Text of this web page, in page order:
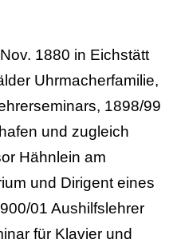
1880 in Eichstätt
Uhrmacherfamilie,
1898/99
und zugleich
Hähnlein am
und Dirigent eines
01 Aushilfslehrer
für Klavier und